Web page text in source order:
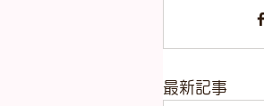
最新記事